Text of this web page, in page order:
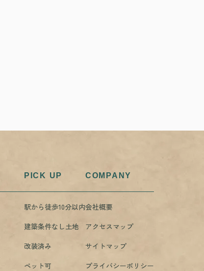
PICK UP
駅から徒歩10分以内
建築条件なし土地
改装済み
ペット可
COMPANY
会社概要
アクセスマップ
サイトマップ
プライバシーポリシー